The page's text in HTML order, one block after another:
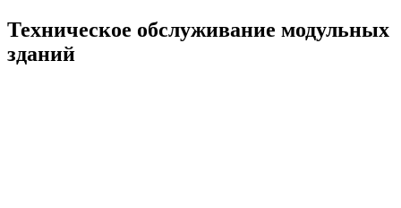
Техническое обслуживание модульных
зданий